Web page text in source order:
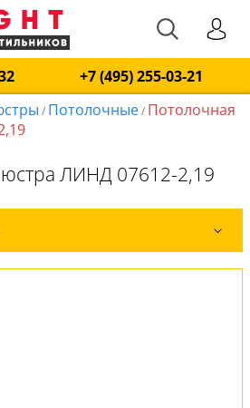
+7 (495) 255-03-21
/ Потолочные/ Потолочная
ЛИНД 07612-2,19